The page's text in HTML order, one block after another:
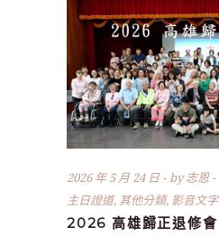
2026 年 5 月 24 日 by志恩
主日證道, 其他分類, 影音文字
2026 高雄歸正退修會